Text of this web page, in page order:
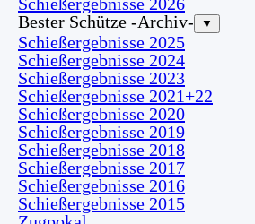
Bester Schütze -Archiv-
▼
Schießergebnisse 2025
Schießergebnisse 2024
Schießergebnisse 2023
Schießergebnisse 2021+22
Schießergebnisse 2020
Schießergebnisse 2019
Schießergebnisse 2018
Schießergebnisse 2017
Schießergebnisse 2016
Schießergebnisse 2015